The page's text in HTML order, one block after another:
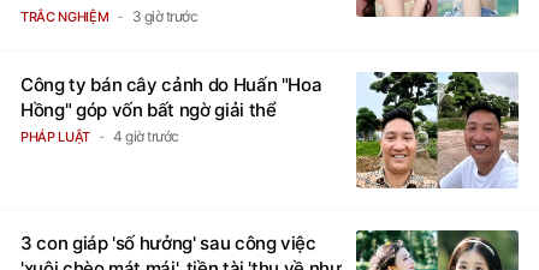
thành đại gia trong phút chốc
TRẮC NGHIỆM 3 giờ trước
Công ty bán cây cảnh do Huấn "Hoa
Hồng" góp vốn bất ngờ giải thể
PHÁP LUẬT 4 giờ trước
3 con giáp 'số hưởng' sau công việc